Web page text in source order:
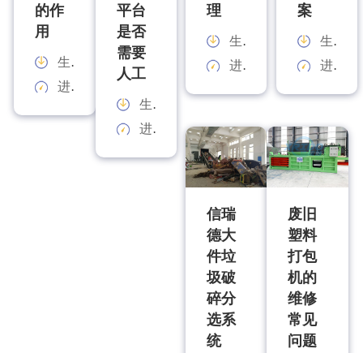
的作
用
生产能力：
进料规格：
平台
是否
需要
人工
生产能力：
进料规格：
理
生产能力：
进料规格：
案
生产能力：
进料规格：
信瑞
德大
件垃
圾破
碎分
选系
统
废旧
塑料
打包
机的
维修
常见
问题